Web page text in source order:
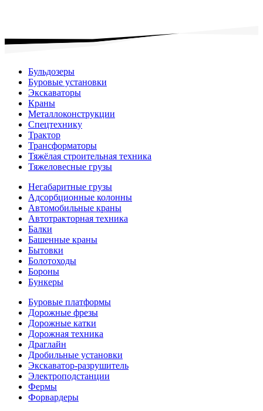
Бульдозеры
Буровые установки
Экскаваторы
Краны
Металлоконструкции
Спецтехнику
Трактор
Трансформаторы
Тяжёлая строительная техника
Тяжеловесные грузы
Негабаритные грузы
Адсорбционные колонны
Автомобильные краны
Автотракторная техника
Балки
Башенные краны
Бытовки
Болотоходы
Бороны
Бункеры
Буровые платформы
Дорожные фрезы
Дорожные катки
Дорожная техника
Драглайн
Дробильные установки
Экскаватор-разрушитель
Электроподстанции
Фермы
Форвардеры